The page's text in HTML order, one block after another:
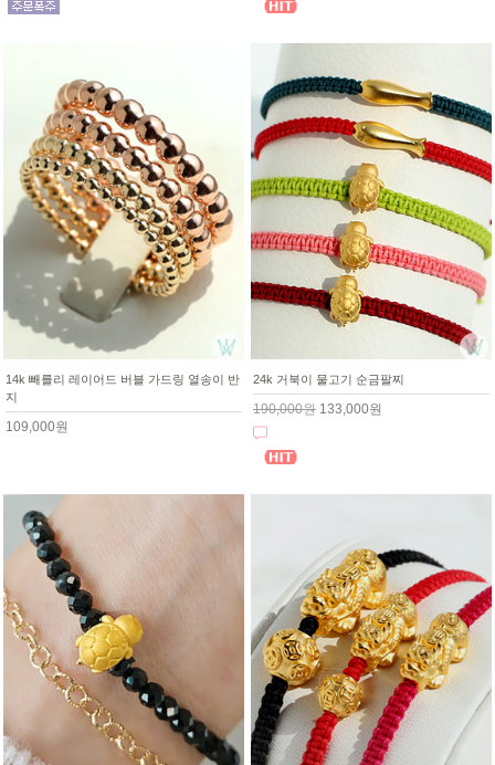
14k 빼를리 레이어드 버블 가드링 열송이 반
지
109,000원
24k 거북이 물고기 순금팔찌
190,000원 133,000원